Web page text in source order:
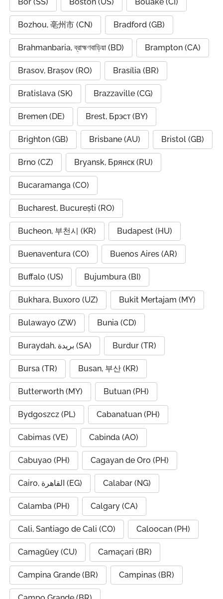
Bozhou, 亳州市 (CN) Bradford (GB)
Brahmanbaria, ব্রাহ্মণবাড়িয়া (BD) Brampton (CA)
Brasov, Brașov (RO) Brasília (BR)
Bratislava (SK) Brazzaville (CG)
Bremen (DE) Brest, Брэст (BY)
Brighton (GB) Brisbane (AU) Bristol (GB)
Brno (CZ) Bryansk, Брянск (RU)
Bucaramanga (CO)
Bucharest, București (RO)
Bucheon, 부천시 (KR) Budapest (HU)
Buenaventura (CO) Buenos Aires (AR)
Buffalo (US) Bujumbura (BI)
Bukhara, Buxoro (UZ) Bukit Mertajam (MY)
Bulawayo (ZW) Bunia (CD)
Buraydah, بريدة (SA) Burdur (TR)
Bursa (TR) Busan, 부산 (KR)
Butterworth (MY) Butuan (PH)
Bydgoszcz (PL) Cabanatuan (PH)
Cabimas (VE) Cabinda (AO)
Cabuyao (PH) Cagayan de Oro (PH)
Cairo, القاهرة (EG) Calabar (NG)
Calamba (PH) Calgary (CA)
Cali, Santiago de Cali (CO) Caloocan (PH)
Camagüey (CU) Camaçari (BR)
Campina Grande (BR) Campinas (BR)